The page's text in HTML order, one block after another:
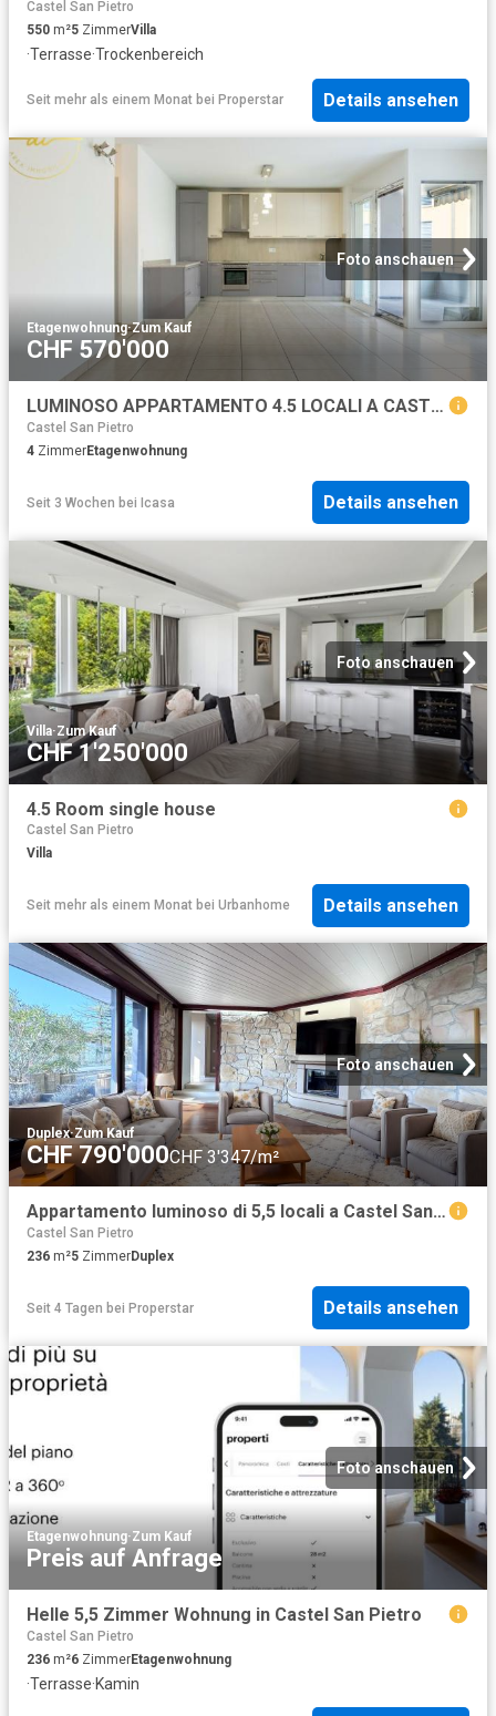
Castel San Pietro
550 m²5 ZimmerVilla
·Terrasse·Trockenbereich
Seit mehr als einem Monat bei Properstar Details ansehen
Foto anschauen
Etagenwohnung·Zum Kauf
CHF 570'000
LUMINOSO APPARTAMENTO 4.5 LOCALI A CASTEL SAN PIETRO
Castel San Pietro
4 ZimmerEtagenwohnung
Seit 3 Wochen bei Icasa Details ansehen
Foto anschauen
Villa·Zum Kauf
CHF 1'250'000
4.5 Room single house
Castel San Pietro
Villa
Seit mehr als einem Monat bei Urbanhome Details ansehen
Foto anschauen
Duplex·Zum Kauf
CHF 790'000CHF 3'347/m²
Appartamento luminoso di 5,5 locali a Castel San Pietro
Castel San Pietro
236 m²5 ZimmerDuplex
Seit 4 Tagen bei Properstar Details ansehen
Foto anschauen
Etagenwohnung·Zum Kauf
Preis auf Anfrage
Helle 5,5 Zimmer Wohnung in Castel San Pietro
Castel San Pietro
236 m²6 ZimmerEtagenwohnung
·Terrasse·Kamin